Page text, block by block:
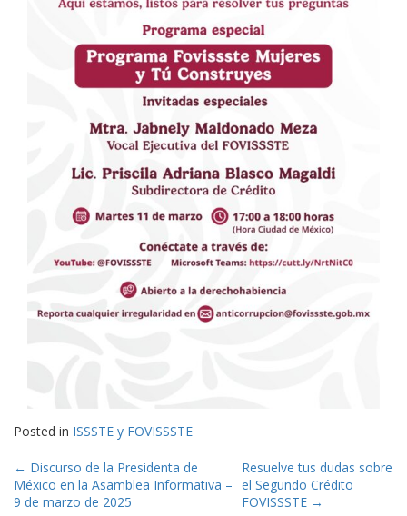
Posted in ISSSTE y FOVISSSTE
Post
navigation
← Discurso de la Presidenta de
México en la Asamblea Informativa –
9 de marzo de 2025
Resuelve tus dudas sobre
el Segundo Crédito
FOVISSSTE →